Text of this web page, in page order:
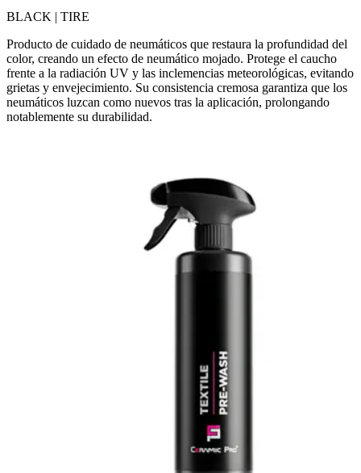
BLACK | TIRE
Producto de cuidado de neumáticos que restaura la profundidad del
color, creando un efecto de neumático mojado. Protege el caucho
frente a la radiación UV y las inclemencias meteorológicas, evitando
grietas y envejecimiento. Su consistencia cremosa garantiza que los
neumáticos luzcan como nuevos tras la aplicación, prolongando
notablemente su durabilidad.